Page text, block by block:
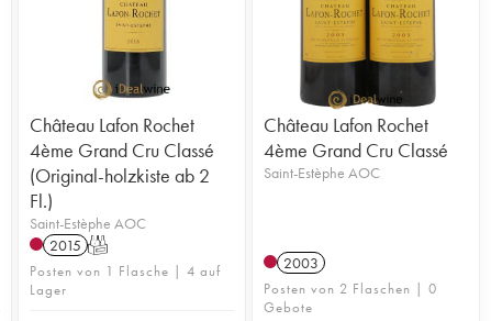
Château Lafon Rochet
4ème Grand Cru Classé
(Original-holzkiste ab 2
Fl.)
Saint-Estèphe AOC
2015 T
Posten von 1 Flasche | 4 auf
Lager
Château Lafon Rochet
4ème Grand Cru Classé
Saint-Estèphe AOC
2003
Posten von 2 Flaschen | 0
Gebote